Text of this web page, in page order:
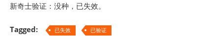
新奇士验证：没种，已失效。
Tagged: 已失效 已验证